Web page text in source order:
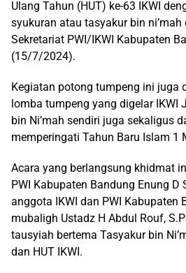
Ulang Tahun (HUT) ke-63 IKWI
syukuran atau tasyakur bin
Sekretariat PWI/IKWI Kabupaten
(15/7/2024).
Kegiatan potong tumpeng ini juga
lomba tumpeng yang digelar IKWI
bin Ni’mah sendiri juga sekaligus
memperingati Tahun Baru Islam 1
Acara yang berlangsung khidmat
PWI Kabupaten Bandung Enung D
anggota IKWI dan PWI Kabupaten
mubaligh Ustadz H Abdul Rouf,
tausyiah bertema Tasyakur bin
dan HUT IKWI.